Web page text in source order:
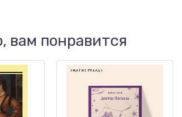
вам понравится